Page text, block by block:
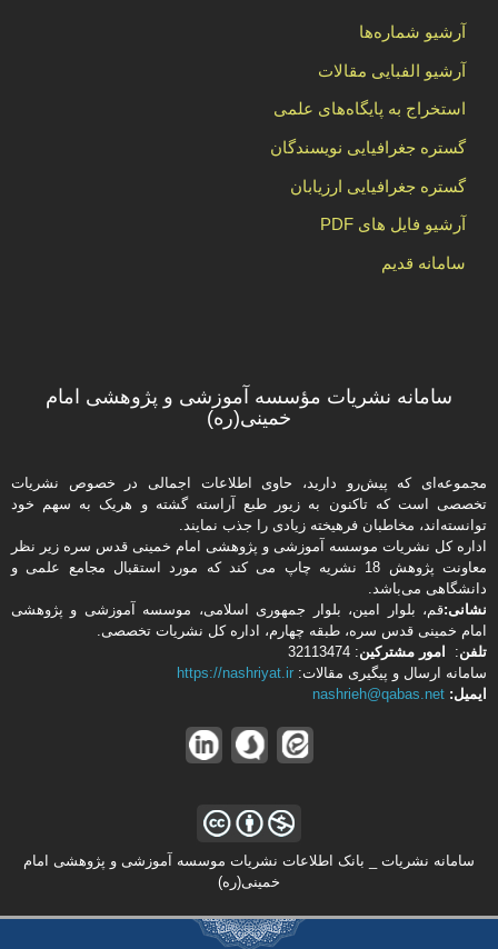
آرشیو شماره‌ها
آرشیو الفبایی مقالات
استخراج به پایگاه‌های علمی
گستره جغرافیایی نویسندگان
گستره جغرافیایی ارزیابان
آرشیو فایل های PDF
سامانه قدیم
سامانه نشریات مؤسسه آموزشی و پژوهشی امام
خمینی(ره)
مجموعه‌ای که پیش‌رو دارید،‌ حاوی اطلاعات اجمالی در خصوص نشریات
تخصصی است که تاکنون به زیور طبع آراسته گشته و هریک به سهم خود
توانسته‌اند، مخاطبان فرهیخته‌ زیادی را جذب نمایند.
اداره كل نشریات موسسه آموزشی و پژوهشی امام خمینی قدس سره زیر نظر
معاونت پژوهش 18 نشریه چاپ می کند که مورد استقبال مجامع علمی و
دانشگاهی می‌باشد.
نشانی:قم، بلوار امین، بلوار جمهوری اسلامی، موسسه آموزشی و پژوهشی
امام خمینی قدس سره، طبقه چهارم، اداره كل نشریات تخصصی.
تلفن: امور مشتركین: 32113474
سامانه ارسال و پیگیری مقالات: https://nashriyat.ir
ایمیل: nashrieh@qabas.net
سامانه نشریات _ بانک اطلاعات نشریات موسسه آموزشی و پژوهشی امام
خمینی(ره)